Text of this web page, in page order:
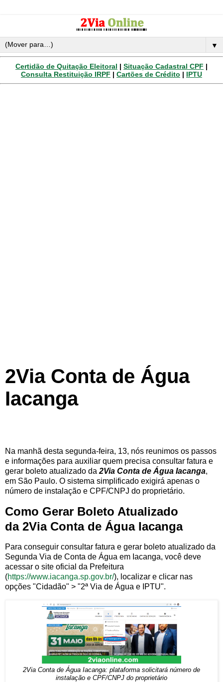
▼
Certidão de Quitação Eleitoral | Situação Cadastral CPF |
Consulta Restituição IRPF | Cartões de Crédito | IPTU
2Via Conta de Água
Iacanga
Na manhã desta segunda-feira, 13, nós reunimos os passos
e informações para auxiliar quem precisa consultar fatura e
gerar boleto atualizado da2Via Conta de Água Iacanga,
em São Paulo. O sistema simplificado exigirá apenas o
número de instalação e CPF/CNPJ do proprietário.
Como Gerar Boleto Atualizado
da 2Via Conta de Água Iacanga
Para conseguir consultar fatura e gerar boleto atualizado da
Segunda Via de Conta de Água em Iacanga, você deve
acessar o site oficial da Prefeitura
(https://www.iacanga.sp.gov.br/), localizar e clicar nas
opções "Cidadão" > "2ª Via de Água e IPTU".
2Via Conta de Água Iacanga: plataforma solicitará número de
instalação e CPF/CNPJ do proprietário